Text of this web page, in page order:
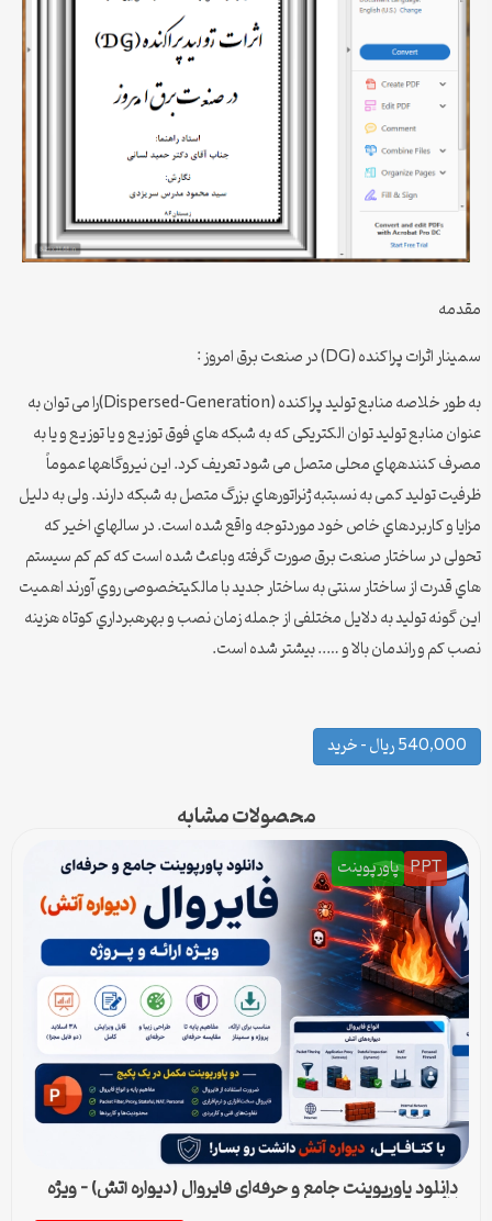
مقدمه
سمینار اثرات پراکنده (DG) در صنعت برق امروز :
به طور خلاصه منابع تولید پراکنده (Dispersed-Generation)را می توان به
عنوان منابع تولید توان الکتریکی که به شبکه هاي فوق توزیع و یا توزیع و یا به
مصرف کنندههاي محلی متصل می شود تعریف کرد. این نیروگاهها عموماً
ظرفیت تولید کمی به نسبتبه ژنراتورهاي بزرگ متصل به شبکه دارند. ولی به دلیل
مزایا و کاربردهاي خاص خود موردتوجه واقع شده است. در سالهاي اخیر که
تحولی در ساختار صنعت برق صورت گرفته وباعث شده است که کم کم سیستم
هاي قدرت از ساختار سنتی به ساختار جدید با مالکیتخصوصی روي آورند اهمیت
این گونه تولید به دلایل مختلفی از جمله زمان نصب و بهرهبرداري کوتاه هزینه
نصب کم و راندمان بالا و ….. بیشتر شده است.
540,000 ریال – خرید
محصولات مشابه
PPT پاورپوینت
دانلود پاورپوینت جامع و حرفه‌ای فایروال (دیواره آتش) – ویژه
ارائه و پروژه